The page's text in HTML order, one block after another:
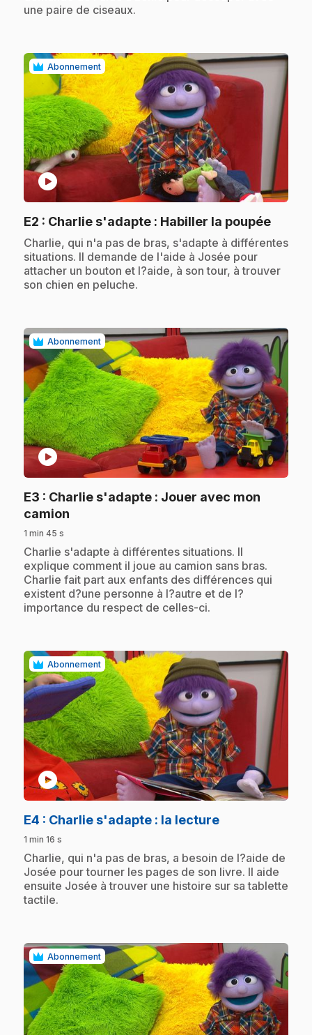
une paire de ciseaux.
Abonnement
play_circle
E2 : Charlie s'adapte : Habiller la poupée.
.Charlie, qui n'a pas de bras, s'adapte à différentes
situations. Il demande de l'aide à Josée pour
attacher un bouton et l?aide, à son tour, à trouver
son chien en peluche.
Abonnement
play_circle
E3 : Charlie s'adapte : Jouer avec mon
camion
1 min 45 s
.Charlie s'adapte à différentes situations. Il
explique comment il joue au camion sans bras.
Charlie fait part aux enfants des différences qui
existent d?une personne à l?autre et de l?
importance du respect de celles-ci.
Abonnement
play_circle
E4 : Charlie s'adapte : la lecture.
1 min 16 s
.Charlie, qui n'a pas de bras, a besoin de l?aide de
Josée pour tourner les pages de son livre. Il aide
ensuite Josée à trouver une histoire sur sa tablette
tactile.
Abonnement